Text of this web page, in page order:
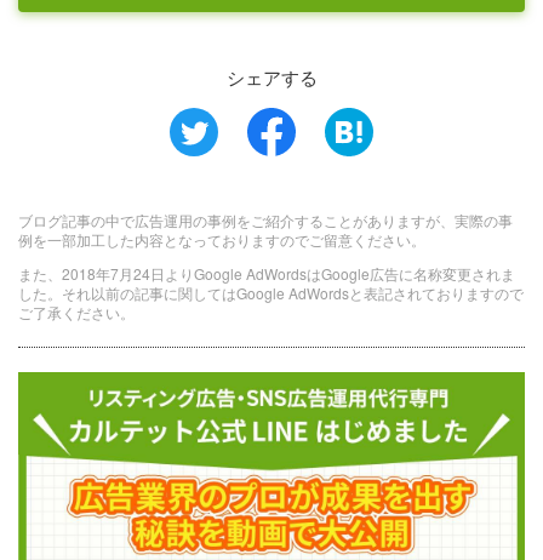
シェアする
ブログ記事の中で広告運用の事例をご紹介することがありますが、実際の事
例を一部加工した内容となっておりますのでご留意ください。
また、2018年7月24日よりGoogle AdWordsはGoogle広告に名称変更されま
した。それ以前の記事に関してはGoogle AdWordsと表記されておりますので
ご了承ください。